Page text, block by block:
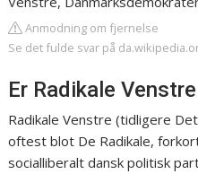
Anmodning om fjernelse
Se det fulde svar på
Er Radikale
Radikale Venstre (tidligere
oftest blot De Radikale,
socialliberalt dansk politisk